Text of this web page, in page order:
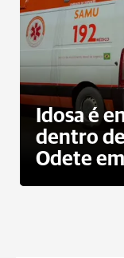
Idosa é
dentro
Odete